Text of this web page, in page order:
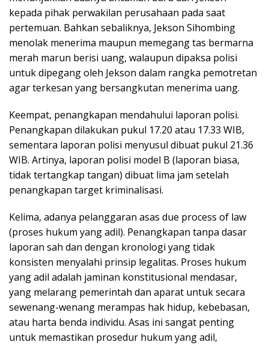
kepada pihak perwakilan perusahaan pada saat
pertemuan. Bahkan sebaliknya, Jekson Sihombing
menolak menerima maupun memegang tas bermarna
merah marun berisi uang, walaupun dipaksa polisi
untuk dipegang oleh Jekson dalam rangka pemotretan
agar terkesan yang bersangkutan menerima uang.
Keempat, penangkapan mendahului laporan polisi.
Penangkapan dilakukan pukul 17.20 atau 17.33 WIB,
sementara laporan polisi menyusul dibuat pukul 21.36
WIB. Artinya, laporan polisi model B (laporan biasa,
tidak tertangkap tangan) dibuat lima jam setelah
penangkapan target kriminalisasi.
Kelima, adanya pelanggaran asas due process of law
(proses hukum yang adil). Penangkapan tanpa dasar
laporan sah dan dengan kronologi yang tidak
konsisten menyalahi prinsip legalitas. Proses hukum
yang adil adalah jaminan konstitusional mendasar,
yang melarang pemerintah dan aparat untuk secara
sewenang-wenang merampas hak hidup, kebebasan,
atau harta benda individu. Asas ini sangat penting
untuk memastikan prosedur hukum yang adil,